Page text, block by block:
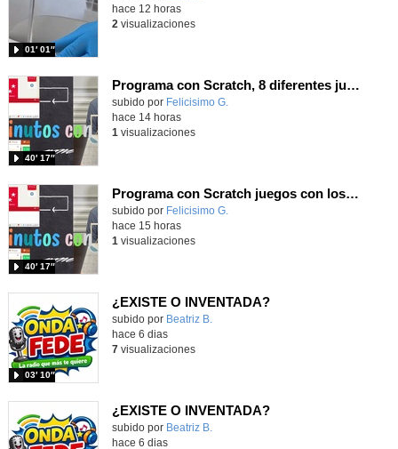
01′ 01″
hace 12 horas
2 visualizaciones
Programa con Scratch, 8 diferentes juegos para vivir la emoción de los partidos de España en el mundial 2026
Contenido educativo.
subido por Felicisimo G.
40′ 17″
hace 14 horas
1 visualizaciones
Programa con Scratch juegos con los partidos del mundial 2026 ganados por España
Contenido educativo.
subido por Felicisimo G.
40′ 17″
hace 15 horas
1 visualizaciones
¿EXISTE O INVENTADA?
Contenido educativo.
subido por Beatriz B.
03′ 10″
hace 6 dias
7visualizaciones
¿EXISTE O INVENTADA?
Contenido educativo.
subido por Beatriz B.
hace 6 dias